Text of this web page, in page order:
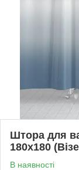
Штора для
180x180
В наявності